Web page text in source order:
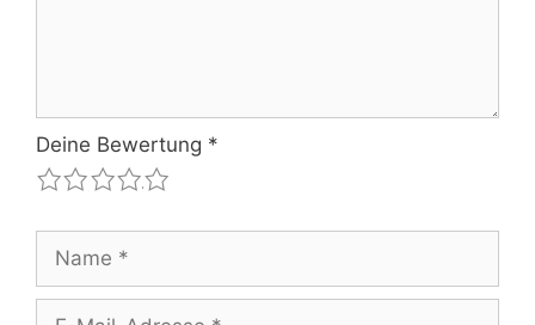
Deine Bewertung *
4
3
2
1